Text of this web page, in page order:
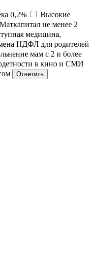
0,2%
Высокие
Маткапитал не менее 2
медицина,
НДФЛ для родителей
мам с 2 и более
в кино и СМИ